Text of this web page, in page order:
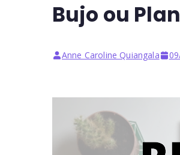
Bujo ou
Anne Caroline Quiangala